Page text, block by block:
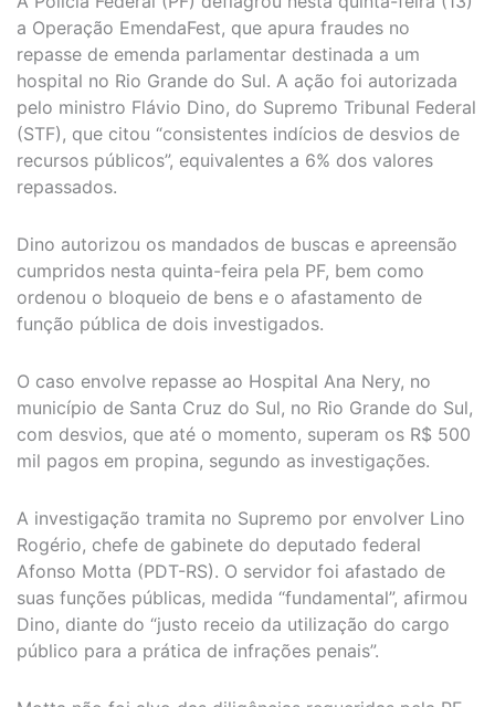
a Operação EmendaFest, que apura fraudes no
repasse de emenda parlamentar destinada a um
hospital no Rio Grande do Sul. A ação foi autorizada
pelo ministro Flávio Dino, do Supremo Tribunal Federal
(STF), que citou “consistentes indícios de desvios de
recursos públicos”, equivalentes a 6% dos valores
repassados.
Dino autorizou os mandados de buscas e apreensão
cumpridos nesta quinta-feira pela PF, bem como
ordenou o bloqueio de bens e o afastamento de
função pública de dois investigados.
O caso envolve repasse ao Hospital Ana Nery, no
município de Santa Cruz do Sul, no Rio Grande do Sul,
com desvios, que até o momento, superam os R$ 500
mil pagos em propina, segundo as investigações.
A investigação tramita no Supremo por envolver Lino
Rogério, chefe de gabinete do deputado federal
Afonso Motta (PDT-RS). O servidor foi afastado de
suas funções públicas, medida “fundamental”, afirmou
Dino, diante do “justo receio da utilização do cargo
público para a prática de infrações penais”.